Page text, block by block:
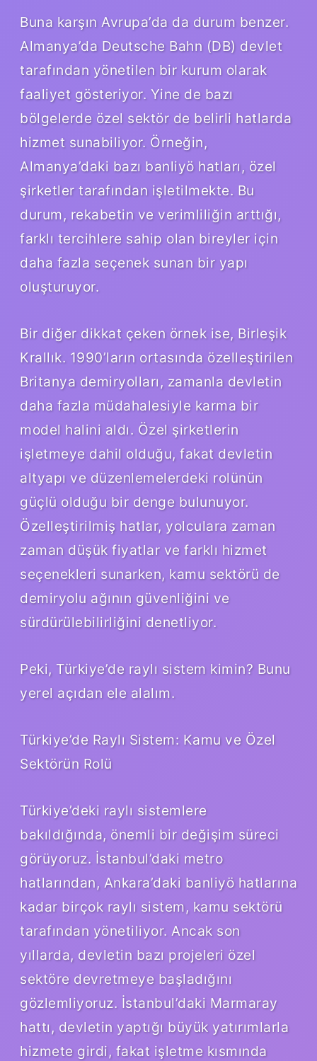
Buna karşın Avrupa’da da durum benzer.
Almanya’da Deutsche Bahn (DB) devlet
tarafından yönetilen bir kurum olarak
faaliyet gösteriyor. Yine de bazı
bölgelerde özel sektör de belirli hatlarda
hizmet sunabiliyor. Örneğin,
Almanya’daki bazı banliyö hatları, özel
şirketler tarafından işletilmekte. Bu
durum, rekabetin ve verimliliğin arttığı,
farklı tercihlere sahip olan bireyler için
daha fazla seçenek sunan bir yapı
oluşturuyor.
Bir diğer dikkat çeken örnek ise, Birleşik
Krallık. 1990’ların ortasında özelleştirilen
Britanya demiryolları, zamanla devletin
daha fazla müdahalesiyle karma bir
model halini aldı. Özel şirketlerin
işletmeye dahil olduğu, fakat devletin
altyapı ve düzenlemelerdeki rolünün
güçlü olduğu bir denge bulunuyor.
Özelleştirilmiş hatlar, yolculara zaman
zaman düşük fiyatlar ve farklı hizmet
seçenekleri sunarken, kamu sektörü de
demiryolu ağının güvenliğini ve
sürdürülebilirliğini denetliyor.
Peki, Türkiye’de raylı sistem kimin? Bunu
yerel açıdan ele alalım.
Türkiye’de Raylı Sistem: Kamu ve Özel
Sektörün Rolü
Türkiye’deki raylı sistemlere
bakıldığında, önemli bir değişim süreci
görüyoruz. İstanbul’daki metro
hatlarından, Ankara’daki banliyö hatlarına
kadar birçok raylı sistem, kamu sektörü
tarafından yönetiliyor. Ancak son
yıllarda, devletin bazı projeleri özel
sektöre devretmeye başladığını
gözlemliyoruz. İstanbul’daki Marmaray
hattı, devletin yaptığı büyük yatırımlarla
hizmete girdi, fakat işletme kısmında